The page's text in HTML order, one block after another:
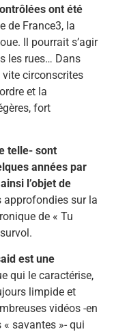
ont été
de France3, la
Il pourrait s’agir
les rues… Dans
vite circonscrites
et la
fort
telle- sont
années par
l’objet de
approfondies sur la
de « Tu
est une
qui le caractérise,
limpide et
vidéos -en
savantes »- qui